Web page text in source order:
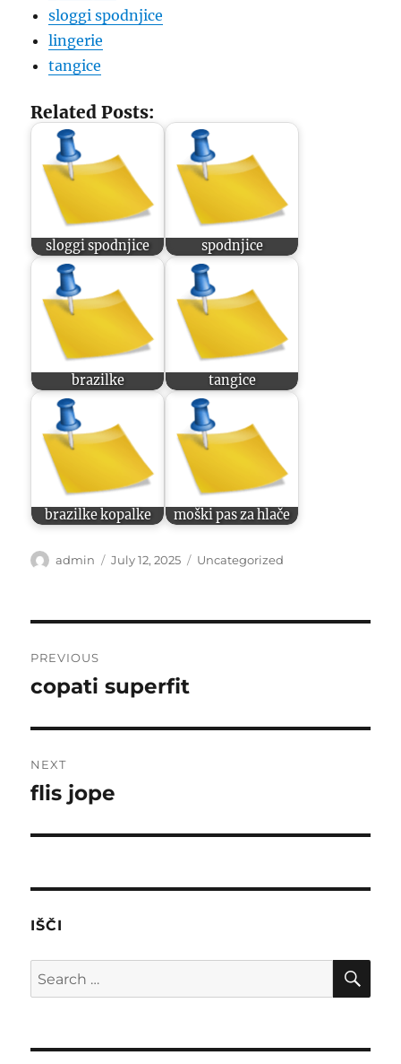
sloggi spodnjice
lingerie
tangice
Related Posts:
sloggi spodnjice spodnjice
brazilke tangice
brazilke kopalke moški pas za hlače
Author
admin
Posted
July 12, 2025 Categories
Uncategorized
navigation
PREVIOUS
Previous
copati superfit
NEXT
Next
flis jope
IŠČI
Search
for: